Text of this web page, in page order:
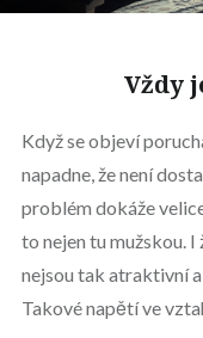
Vždy
Když se objeví
napadne, že není
problém dokáže
to nejen tu mužskou. I
nejsou tak atraktivní
Takové napětí ve